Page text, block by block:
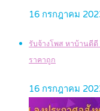
16 กรกฎาคม
รับจ้างโพส หาบ้านดี
ราคาถูก
16 กรกฎาคม